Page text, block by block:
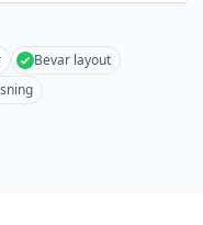
Bevar layout